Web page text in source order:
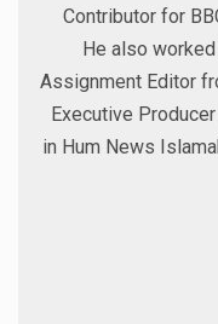
Contributor for
He also
Assignment Editor
Executive
in Hum News